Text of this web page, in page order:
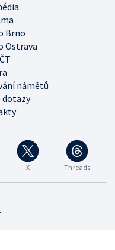
Brno
Ostrava
námětů
dotazy
X Threads